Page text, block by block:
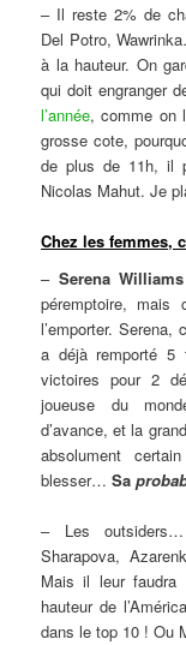
– Il reste 2% de
Del Potro,
à la hauteur. On
qui doit engranger
l’année, comme on
grosse cote,
de plus de 11h, il
Nicolas Mahut. Je
Chez les femmes,
– Serena
péremptoire, mais
l’emporter. Serena,
a déjà remporté 5
victoires pour 2
joueuse du
d’avance, et la
absolument
blesser…Sa
– Les
Sharapova,
Mais il leur
hauteur de
dans le top 10 ! Ou